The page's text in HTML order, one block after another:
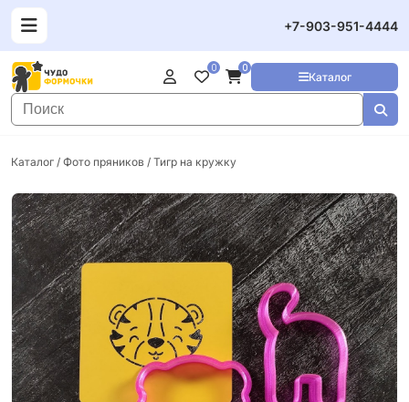
+7-903-951-4444
Каталог
0 0
Каталог / Фото пряников / Тигр на кружку